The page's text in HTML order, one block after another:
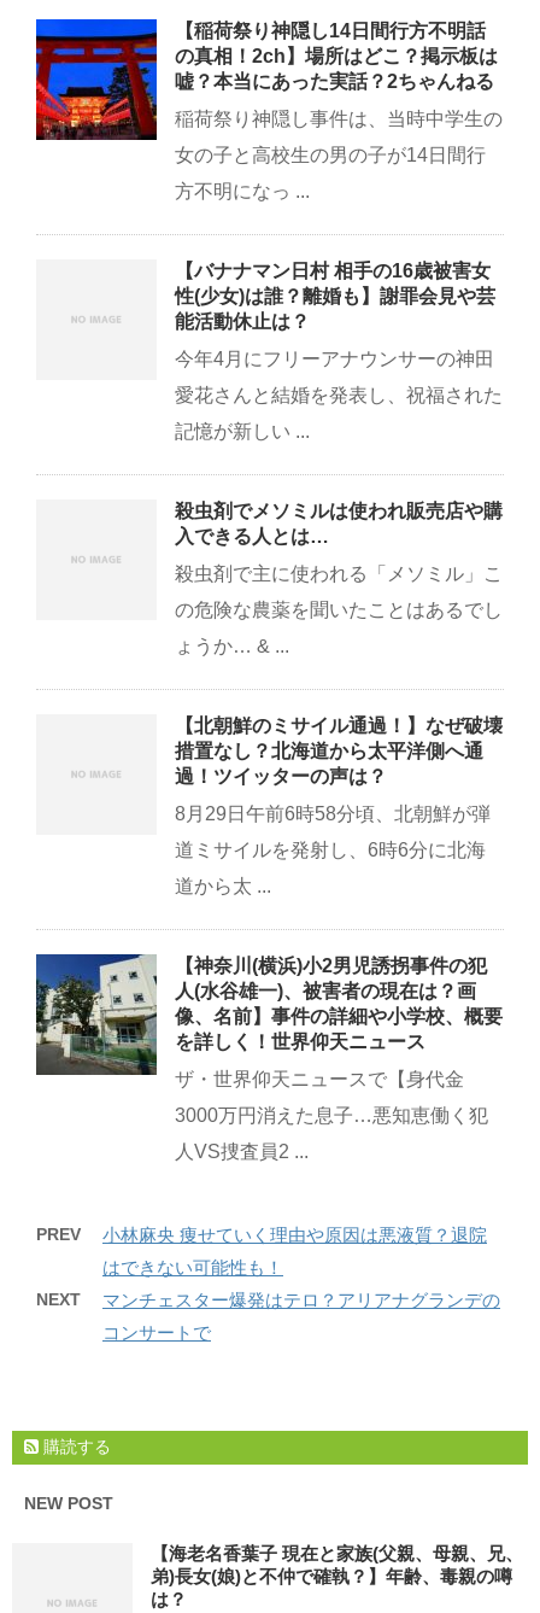
【稲荷祭り神隠し14日間行方不明話
の真相！2ch】場所はどこ？掲示板は
嘘？本当にあった実話？2ちゃんねる
稲荷祭り神隠し事件は、当時中学生の
女の子と高校生の男の子が14日間行
方不明になっ ...
【バナナマン日村 相手の16歳被害女
性(少女)は誰？離婚も】謝罪会見や芸
能活動休止は？
今年4月にフリーアナウンサーの神田
愛花さんと結婚を発表し、祝福された
記憶が新しい ...
殺虫剤でメソミルは使われ販売店や購
入できる人とは…
殺虫剤で主に使われる「メソミル」こ
の危険な農薬を聞いたことはあるでし
ょうか… & ...
【北朝鮮のミサイル通過！】なぜ破壊
措置なし？北海道から太平洋側へ通
過！ツイッターの声は？
8月29日午前6時58分頃、北朝鮮が弾
道ミサイルを発射し、6時6分に北海
道から太 ...
【神奈川(横浜)小2男児誘拐事件の犯
人(水谷雄一)、被害者の現在は？画
像、名前】事件の詳細や小学校、概要
を詳しく！世界仰天ニュース
ザ・世界仰天ニュースで【身代金
3000万円消えた息子…悪知恵働く犯
人VS捜査員2 ...
PREV
小林麻央 痩せていく理由や原因は悪液質？退院
はできない可能性も！
NEXT
マンチェスター爆発はテロ？アリアナグランデの
コンサートで
購読する
NEW POST
【海老名香葉子 現在と家族(父親、母親、兄、
弟)長女(娘)と不仲で確執？】年齢、毒親の噂
は？